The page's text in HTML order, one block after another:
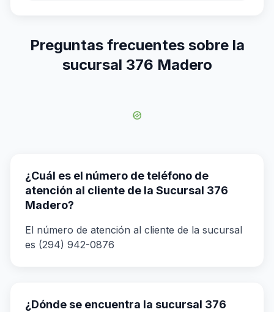
Preguntas frecuentes sobre la
sucursal 376 Madero
¿Cuál es el número de teléfono de
atención al cliente de la Sucursal 376
Madero?
El número de atención al cliente de la sucursal
es (294) 942-0876
¿Dónde se encuentra la sucursal 376